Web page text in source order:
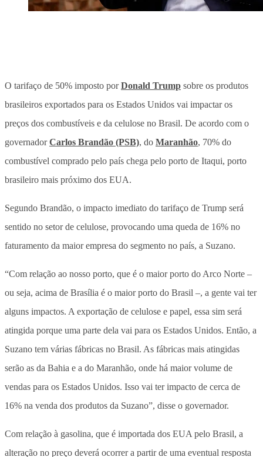
O tarifaço de 50% imposto porDonald Trump sobre os produtos
brasileiros exportados para os Estados Unidos vai impactar os
preços dos combustíveis e da celulose no Brasil. De acordo com o
governadorCarlos Brandão (PSB), do Maranhão, 70% do
combustível comprado pelo país chega pelo porto de Itaqui, porto
brasileiro mais próximo dos EUA.
Segundo Brandão, o impacto imediato do tarifaço de Trump será
sentido no setor de celulose, provocando uma queda de 16% no
faturamento da maior empresa do segmento no país, a Suzano.
“Com relação ao nosso porto, que é o maior porto do Arco Norte –
ou seja, acima de Brasília é o maior porto do Brasil –, a gente vai ter
alguns impactos. A exportação de celulose e papel, essa sim será
atingida porque uma parte dela vai para os Estados Unidos. Então, a
Suzano tem várias fábricas no Brasil. As fábricas mais atingidas
serão as da Bahia e a do Maranhão, onde há maior volume de
vendas para os Estados Unidos. Isso vai ter impacto de cerca de
16% na venda dos produtos da Suzano”, disse o governador.
Com relação à gasolina, que é importada dos EUA pelo Brasil, a
alteração no preço deverá ocorrer a partir de uma eventual resposta